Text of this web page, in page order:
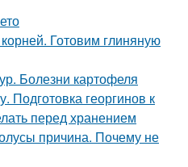
Готовим глиняную
Болезни картофеля
Подготовка георгинов к
перед хранением
причина. Почему не